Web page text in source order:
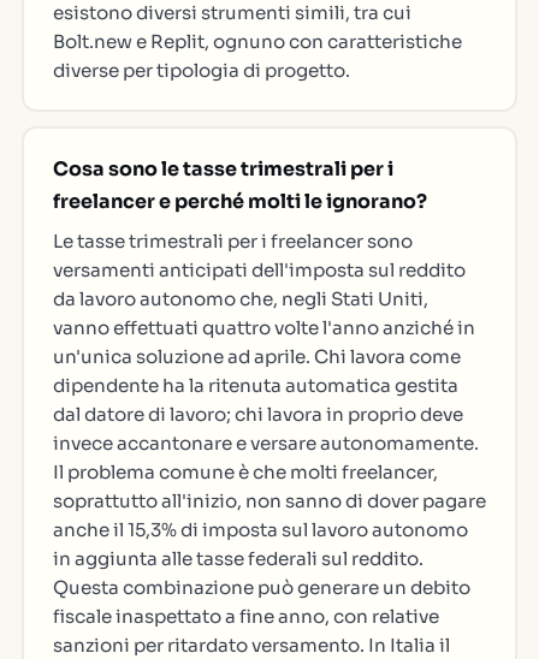
esistono diversi strumenti simili, tra cui
Bolt.new e Replit, ognuno con caratteristiche
diverse per tipologia di progetto.
Cosa sono le tasse trimestrali per i
freelancer e perché molti le ignorano?
Le tasse trimestrali per i freelancer sono
versamenti anticipati dell'imposta sul reddito
da lavoro autonomo che, negli Stati Uniti,
vanno effettuati quattro volte l'anno anziché in
un'unica soluzione ad aprile. Chi lavora come
dipendente ha la ritenuta automatica gestita
dal datore di lavoro; chi lavora in proprio deve
invece accantonare e versare autonomamente.
Il problema comune è che molti freelancer,
soprattutto all'inizio, non sanno di dover pagare
anche il 15,3% di imposta sul lavoro autonomo
in aggiunta alle tasse federali sul reddito.
Questa combinazione può generare un debito
fiscale inaspettato a fine anno, con relative
sanzioni per ritardato versamento. In Italia il